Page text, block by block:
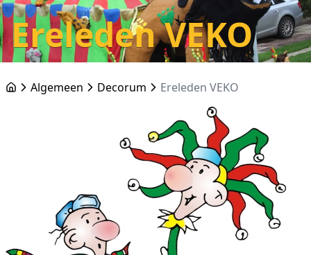
Ereleden VEKO
Algemeen Decorum Ereleden VEKO